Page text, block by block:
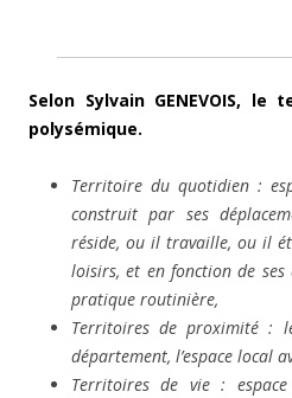
Selon Sylvain GENEVOIS,
polysémique.
Territoire du quotidien :
construit par ses
réside, ou il travaille, ou il
loisirs, et en fonction de
pratique routinière,
Territoires de proximité :
département, l’espace local
Territoires de vie :